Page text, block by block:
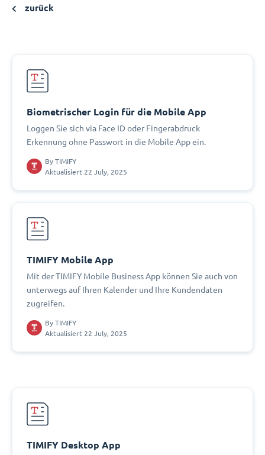
zurück
Biometrischer Login für die Mobile App
Loggen Sie sich via Face ID oder Fingerabdruck
Erkennung ohne Passwort in die Mobile App ein.
By TIMIFY
Aktualisiert 22 July, 2025
TIMIFY Mobile App
Mit der TIMIFY Mobile Business App können Sie auch von
unterwegs auf Ihren Kalender und Ihre Kundendaten
zugreifen.
By TIMIFY
Aktualisiert 22 July, 2025
TIMIFY Desktop App